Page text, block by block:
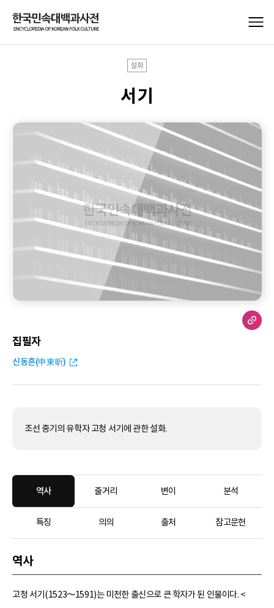
설화
서기
집필자
신동흔(申東昕)
조선 중기의 유학자 고청 서기에 관한 설화.
역사 줄거리 변이 분석
특징 의의 출처 참고문헌
역사
고청 서기(1523～1591)는 미천한 출신으로 큰 학자가 된 인물이다. <